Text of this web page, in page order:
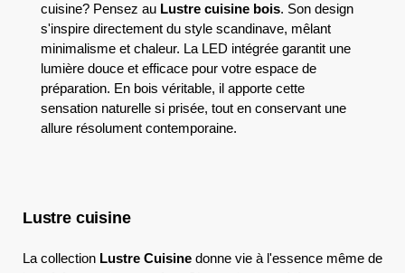
cuisine? Pensez au Lustre cuisine bois. Son design
s'inspire directement du style scandinave, mêlant
minimalisme et chaleur. La LED intégrée garantit une
lumière douce et efficace pour votre espace de
préparation. En bois véritable, il apporte cette
sensation naturelle si prisée, tout en conservant une
allure résolument contemporaine.
Lustre cuisine
La collection Lustre Cuisine donne vie à l'essence même de